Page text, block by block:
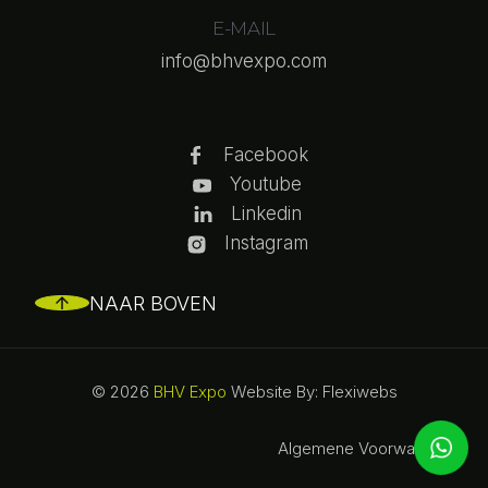
E-MAIL
info@bhvexpo.com
Facebook
Youtube
Linkedin
Instagram
NAAR BOVEN
© 2026 BHV Expo Website By: Flexiwebs
Algemene Voorwaarden